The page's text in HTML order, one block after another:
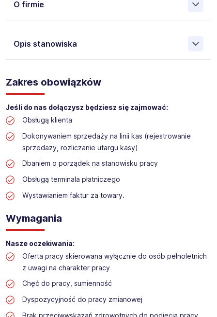
O firmie
Opis stanowiska
Pośrednictwa Pracy i Doradztwa Personalnego Work &
Profit jest obecnie jedną z największych niezależnych
polskich agencji zatrudnienia. W ciągu wielu lat naszej
działalności daliśmy pracę przeszło 50 000 pracowników
w całym kraju. Skutecznie znajdujemy pracowników dla
największych firm, jak również małych rodzinnych
przedsiębiorstw w Polsce. Agencja jest wpisana pod nr
396 w Krajowym Rejestrze Agencji Zatrudnienia.
Obecnie dla naszego Klienta, poszukujemy osób do pracy
na stanowisko:
Praca w sektorze obsługi klienta w markecie
budowlanym
Zakres obowiązków
Jeśli do nas dołączysz będziesz się zajmować:
Obsługą klienta
Dokonywaniem sprzedaży na linii kas (rejestrowanie
sprzedaży, rozliczanie utargu kasy)
Dbaniem o porządek na stanowisku pracy
Obsługą terminala płatniczego
Wystawianiem faktur za towary.
Wymagania
Nasze oczekiwania:
Oferta pracy skierowana wyłącznie do osób pełnoletnich
z uwagi na charakter pracy
Chęć do pracy, sumienność
Dyspozycyjność do pracy zmianowej